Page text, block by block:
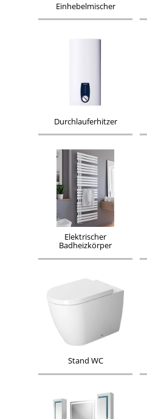
Einhebelmischer
Durchlauferhitzer
Elektrischer
Badheizkörper
Stand WC